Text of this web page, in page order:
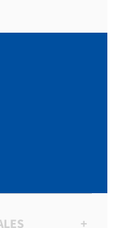
+